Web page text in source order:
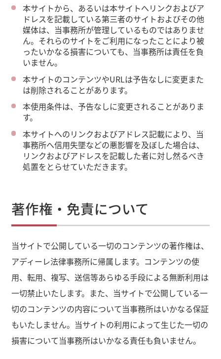
本サイトから、あるいは本サイトへリンクおよびア
ドレスを記載している第三者のサイトおよびその他
媒体は、当事務所が管理しているものではありませ
ん。それらのサイトをご利用になったことにより被
ったいかなる損害についても、当事務所は責任を負
いません。
本サイトのコンテンツやURLは予告なしに変更また
は削除されることがあります。
本使用条件は、予告なしに変更されることがありま
す。
本サイトへのリンクおよびアドレス記載により、当
事務所へ信用失墜などの悪影響を及ぼした場合は、
リンクおよびアドレスを記載した者に対し然るべき
処置をとらせていただきます。
著作権・免責について
当サイトで公開している一切のコンテンツの著作権は、
アディーレ法律事務所に帰属します。コンテンツの使
用、転用、複写、送信等あらゆる手段による無断利用は
一切禁止いたします。また、当サイトで公開している一
切のコンテンツの内容について当事務所はいかなる保証
もいたしません。当サイトの利用によって生じた一切の
損害について当事務所はいかなる責任も負いません。